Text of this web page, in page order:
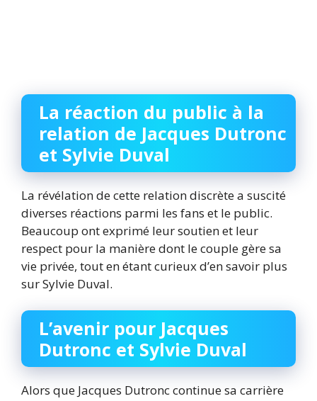
La réaction du public à la
relation de Jacques Dutronc
et Sylvie Duval
La révélation de cette relation discrète a suscité
diverses réactions parmi les fans et le public.
Beaucoup ont exprimé leur soutien et leur
respect pour la manière dont le couple gère sa
vie privée, tout en étant curieux d’en savoir plus
sur Sylvie Duval.
L’avenir pour Jacques
Dutronc et Sylvie Duval
Alors que Jacques Dutronc continue sa carrière